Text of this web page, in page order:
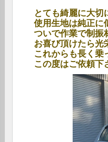
とても綺麗に大切
使用生地は純正に
ついで作業で制振
お喜び頂けたら光
これからも長く乗
この度はご依頼下